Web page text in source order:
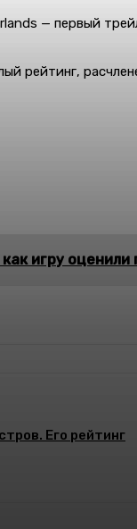
— первый
рейтинг,
игру
Его рейтинг